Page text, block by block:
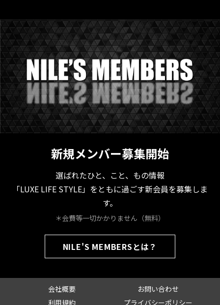
新規メンバー募集開始
選ばれたひと、こと、もの情報
「LUXE LIFE STYLE」をともに過ごす新会員を募集しま
す。
＊会費等一切かかりません（無料）
NILE'S MEMBERSとは？
会社概要
お問い合わせ
利用規約
プライバシーポリシー